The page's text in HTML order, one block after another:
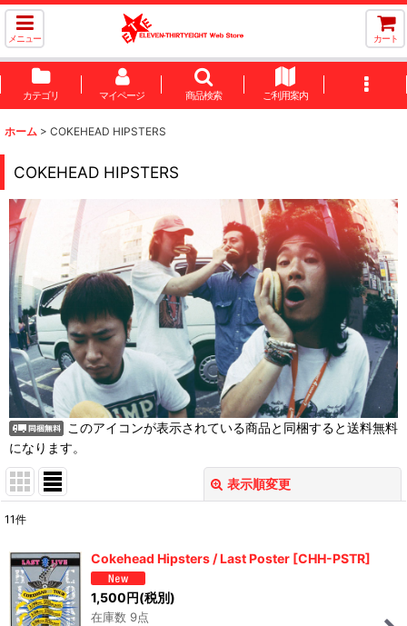
メニュー カート
カテゴリ マイページ 商品検索 ご利用案内
ホーム > COKEHEAD HIPSTERS
COKEHEAD HIPSTERS
このアイコンが表示されている商品と同梱すると送料無料
になります。
表示順変更
並び順:
11件
Cokehead Hipsters / Last Poster [CHH-PSTR]
1,500円(税別)
在庫数 9点